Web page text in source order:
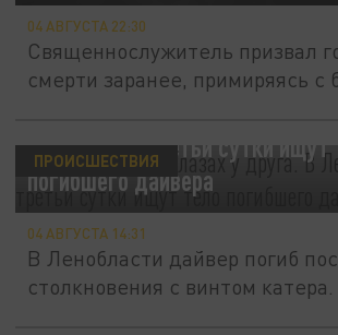
04 АВГУСТА 22:30
Священнослужитель призвал
смерти заранее, примиряясь с
Ленобласти третьи сутки ищут
погибшего дайвера
ПРОИСШЕСТВИЯ
04 АВГУСТА 14:31
В Ленобласти дайвер погиб
столкновения с винтом катера.